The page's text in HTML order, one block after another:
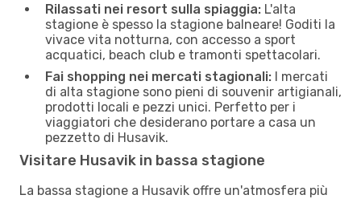
Rilassati nei resort sulla spiaggia: L'alta
stagione è spesso la stagione balneare! Goditi la
vivace vita notturna, con accesso a sport
acquatici, beach club e tramonti spettacolari.
Fai shopping nei mercati stagionali: I mercati
di alta stagione sono pieni di souvenir artigianali,
prodotti locali e pezzi unici. Perfetto per i
viaggiatori che desiderano portare a casa un
pezzetto di Husavik.
Visitare Husavik in bassa stagione
La bassa stagione a Husavik offre un'atmosfera più